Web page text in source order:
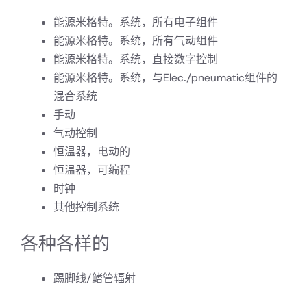
能源米格特。系统，所有电子组件
能源米格特。系统，所有气动组件
能源米格特。系统，直接数字控制
能源米格特。系统，与Elec./pneumatic组件的
混合系统
手动
气动控制
恒温器，电动的
恒温器，可编程
时钟
其他控制系统
各种各样的
踢脚线/鳍管辐射